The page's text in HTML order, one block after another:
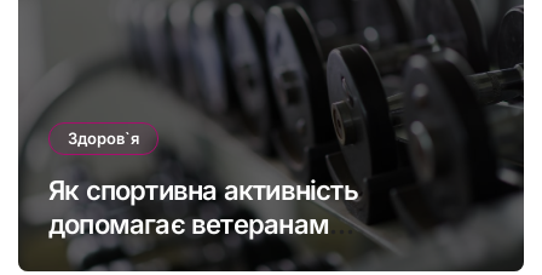
Здоров`я
Як спортивна активність
допомагає ветеранам
підтримувати фізичну форму та